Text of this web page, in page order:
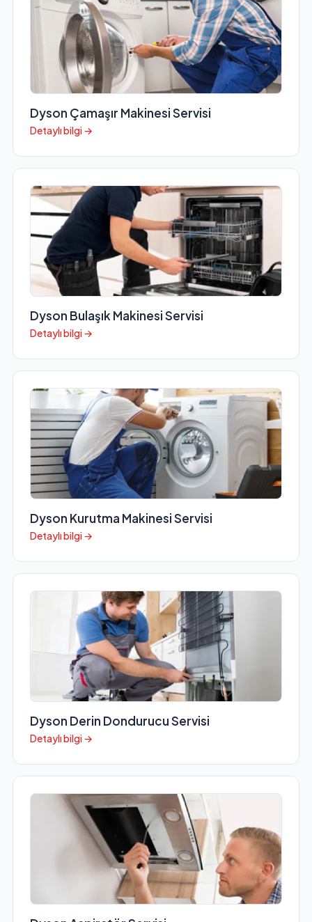
Dyson Çamaşır Makinesi Servisi
Detaylı bilgi →
Dyson Bulaşık Makinesi Servisi
Detaylı bilgi →
Dyson Kurutma Makinesi Servisi
Detaylı bilgi →
Dyson Derin Dondurucu Servisi
Detaylı bilgi →